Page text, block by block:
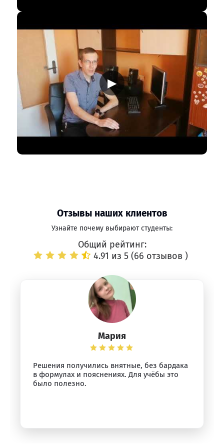
▶
Отзывы наших клиентов
Узнайте почему выбирают студенты:
Общий рейтинг:
4.91 из 5 (66 отзывов )
Мария
Решения получились внятные, без бардака
в формулах и пояснениях. Для учёбы это
было полезно.